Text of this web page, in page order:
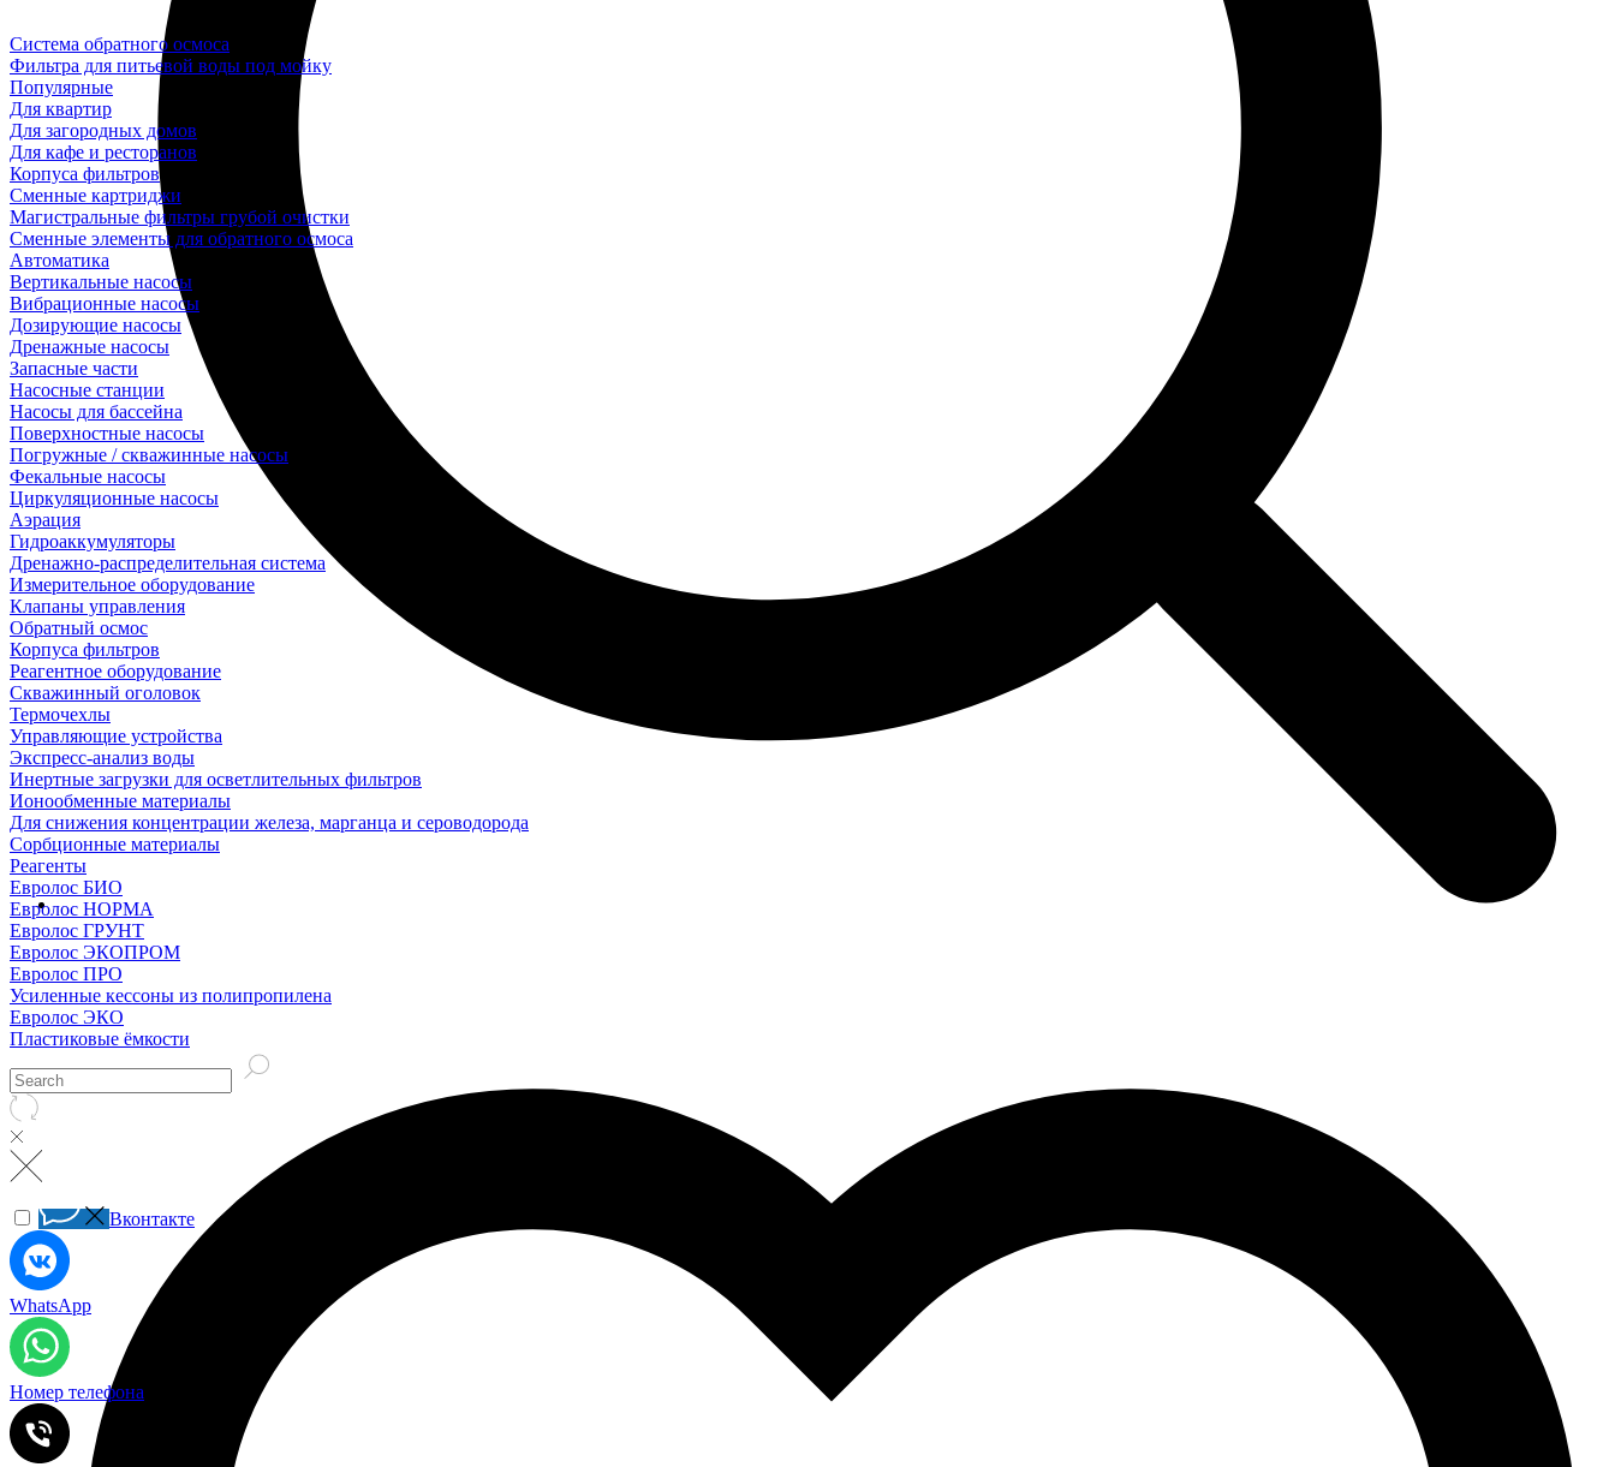
Система обратного осмоса
Фильтра для питьевой воды под мойку
Популярные
Для квартир
Для загородных домов
Для кафе и ресторанов
Корпуса фильтров
Сменные картриджи
Магистральные фильтры грубой очистки
Сменные элементы для обратного осмоса
Автоматика
Вертикальные насосы
Вибрационные насосы
Дозирующие насосы
Дренажные насосы
Запасные части
Насосные станции
Насосы для бассейна
Поверхностные насосы
Погружные / скважинные насосы
Фекальные насосы
Циркуляционные насосы
Аэрация
Гидроаккумуляторы
Дренажно-распределительная система
Измерительное оборудование
Клапаны управления
Обратный осмос
Корпуса фильтров
Реагентное оборудование
Скважинный оголовок
Термочехлы
Управляющие устройства
Экспресс-анализ воды
Инертные загрузки для осветлительных фильтров
Ионообменные материалы
Для снижения концентрации железа, марганца и сероводорода
Сорбционные материалы
Реагенты
Евролос БИО
Евролос НОРМА
Евролос ГРУНТ
Евролос ЭКОПРОМ
Евролос ПРО
Усиленные кессоны из полипропилена
Евролос ЭКО
Пластиковые ёмкости
Вконтакте
WhatsApp
Номер телефона